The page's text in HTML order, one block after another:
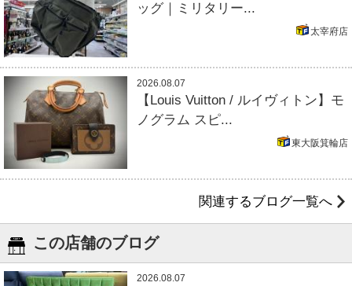
ッグ｜ミリタリー...
太宰府店
2026.08.07
【Louis Vuitton / ルイヴィトン】モ
ノグラム スピ...
東大阪箕輪店
関連するブログ一覧へ
この店舗のブログ
2026.08.07